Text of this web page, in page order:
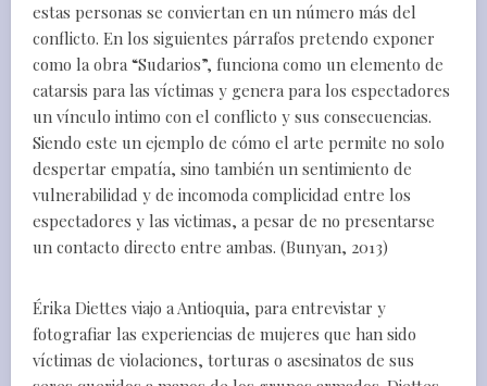
estas personas se conviertan en un número más del
conflicto. En los siguientes párrafos pretendo exponer
como la obra “Sudarios”, funciona como un elemento de
catarsis para las víctimas y genera para los espectadores
un vínculo intimo con el conflicto y sus consecuencias.
Siendo este un ejemplo de cómo el arte permite no solo
despertar empatía, sino también un sentimiento de
vulnerabilidad y de incomoda complicidad entre los
espectadores y las victimas, a pesar de no presentarse
un contacto directo entre ambas. (Bunyan, 2013)
Érika Diettes viajo a Antioquia, para entrevistar y
fotografiar las experiencias de mujeres que han sido
víctimas de violaciones, torturas o asesinatos de sus